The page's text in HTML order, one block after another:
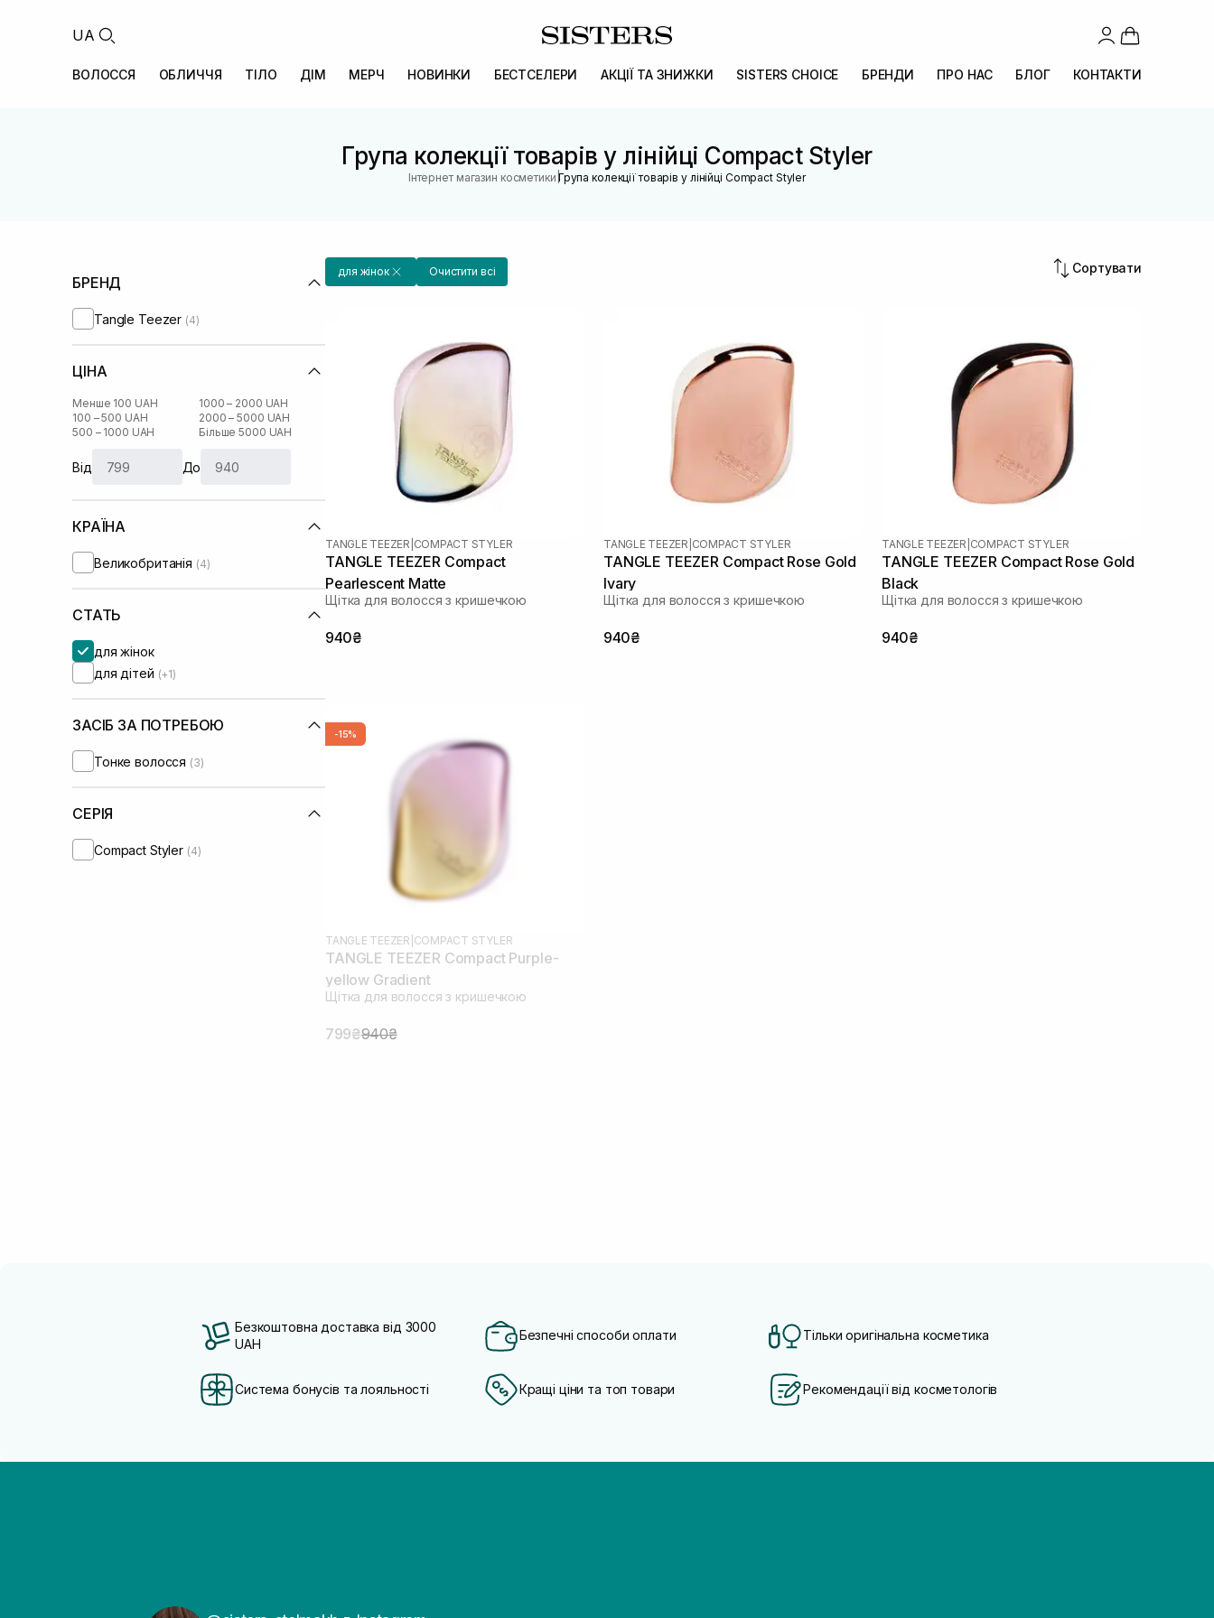
UA
ВОЛОССЯ ОБЛИЧЧЯ ТІЛО ДІМ МЕРЧ НОВИНКИ БЕСТСЕЛЕРИ АКЦІЇ ТА ЗНИЖКИ SISTERS CHOICE БРЕНДИ ПРО НАС БЛОГ КОНТАКТИ
Група колекції товарів у лінійці Compact Styler
Інтернет магазин косметики |Група колекції товарів у лінійці Compact Styler
БРЕНД
Tangle Teezer (4)
ЦІНА
Менше 100 UAH
100 – 500 UAH
500 – 1000 UAH
1000 – 2000 UAH
2000 – 5000 UAH
Більше 5000 UAH
Від До
КРАЇНА
Великобританія (4)
СТАТЬ
для жінок
для дітей (+1)
ЗАСІБ ЗА ПОТРЕБОЮ
Тонке волосся (3)
СЕРІЯ
Compact Styler (4)
для жінок Очистити всі Сортувати
TANGLE TEEZER COMPACT STYLER
TANGLE TEEZER Compact
Pearlescent Matte
Щітка для волосся з кришечкою
940₴
TANGLE TEEZER COMPACT STYLER
TANGLE TEEZER Compact Rose Gold
Ivary
Щітка для волосся з кришечкою
940₴
TANGLE TEEZER COMPACT STYLER
TANGLE TEEZER Compact Rose Gold
Black
Щітка для волосся з кришечкою
940₴
-15%
TANGLE TEEZER COMPACT STYLER
TANGLE TEEZER Compact Purple-
yellow Gradient
Щітка для волосся з кришечкою
799₴940₴
Безкоштовна доставка від 3000
UAH
Безпечні способи оплати Тільки оригінальна косметика
Система бонусів та лояльності Кращі ціни та топ товари Рекомендації від косметологів